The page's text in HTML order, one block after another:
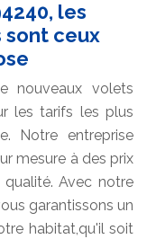
les
sont ceux
nouveaux volets
les tarifs les plus
Notre entreprise
mesure à des prix
Avec notre
garantissons un
habitat,qu'il soit